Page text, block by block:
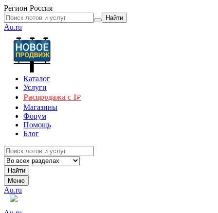
Регион Россия
Найти
Au.ru
Каталог
Услуги
Распродажа с 1₽
Магазины
Форум
Помощь
Блог
Найти
Меню
Au.ru